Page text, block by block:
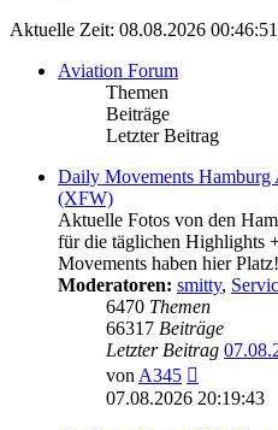
Aktuelle Zeit: 08.08.2026 00:46:51
Aviation Forum
Themen
Beiträge
Letzter Beitrag
Daily Movements
(XFW)
Aktuelle Fotos von den
für die täglichen Highlights
Movements haben hier
Moderatoren: smitty,
6470 Themen
66317 Beiträge
Letzter Beitrag
vonA345
Beitrag
07.08.2026 20:19:43